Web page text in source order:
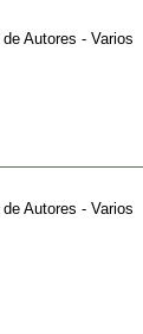
de Autores - Varios
de Autores - Varios